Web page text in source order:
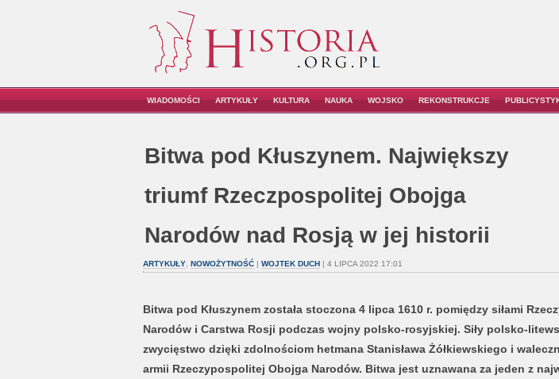
WIADOMOŚCI ARTYKUŁY KULTURA NAUKA WOJSKO REKONSTRUKCJE
Bitwa pod Kłuszynem. Największy
triumf Rzeczpospolitej Obojga
Narodów nad Rosją w jej historii
ARTYKUŁY, NOWOŻYTNOŚĆ| WOJTEK DUCH| 4 LIPCA 2022 17:01
Bitwa pod Kłuszynem została stoczona 4 lipca 1610 r. pomiędzy siłami
Narodów i Carstwa Rosji podczas wojny polsko-rosyjskiej. Siły polsko-
zwycięstwo dzięki zdolnościom hetmana Stanisława Żółkiewskiego i
armii Rzeczypospolitej Obojga Narodów. Bitwa jest uznawana za jeden z